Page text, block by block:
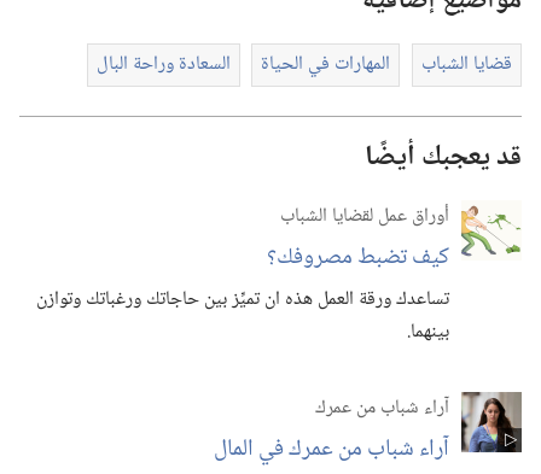
قضايا الشباب المهارات في الحياة السعادة وراحة البال
قد يعجبك أيضًا
أوراق عمل لقضايا الشباب
كيف تضبط مصروفك؟‏
تساعدك ورقة العمل هذه ان تميِّز بين حاجاتك ورغباتك وتوازن
بينهما.‏
آراء شباب من عمرك
آراء شباب من عمرك في المال